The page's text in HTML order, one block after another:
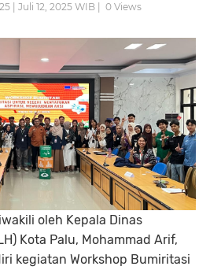
| Juli 12, 2025 WIB | 0 Views
oleh Kepala Dinas
Kota Palu, Mohammad Arif,
kegiatan Workshop Bumiritasi